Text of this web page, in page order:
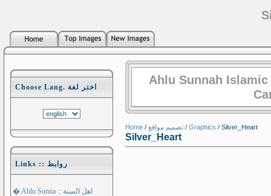
Choose Lang. اختر لغة
Links :: روابط
� Ahlu Sunna :: اهل السنة
Ahlu Sunnah
Home / تصميم مواقع / Graphics / Silver_Heart
Silver_Heart